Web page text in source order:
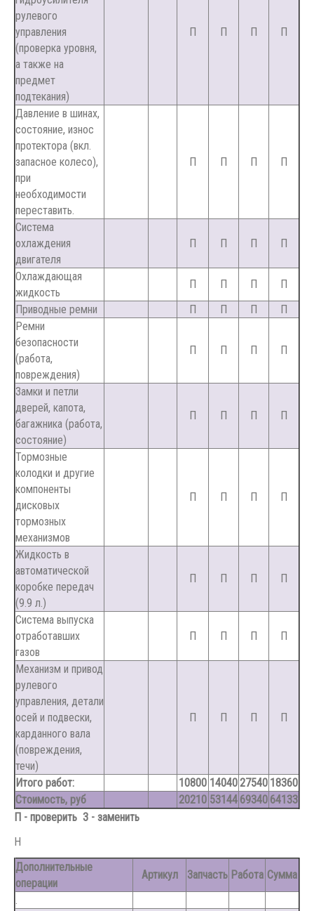
рулевого
управления
(проверка уровня,
а также на
предмет
подтекания)
П П П П
Давление в шинах,
состояние, износ
протектора (вкл.
запасное колесо),
при
необходимости
переставить.
П П П П
Система
охлаждения
двигателя
П П П П
Охлаждающая
жидкость
П П П
П
Приводные ремни
П П П
П
Ремни
безопасности
(работа,
повреждения)
П П П П
Замки и петли
дверей, капота,
багажника (работа,
состояние)
П П П П
Тормозные
колодки и другие
компоненты
дисковых
тормозных
механизмов
П П П П
Жидкость в
автоматической
коробке передач
(9.9 л.)
П П П П
Система выпуска
отработавших
газов
П П П П
Механизм и привод
рулевого
управления, детали
осей и подвески,
карданного вала
(повреждения,
течи)
П П П П
Итого работ: 10800 1404027540 18360
Стоимость, руб
20210 53144 69340 64133
П - проверить З - заменить
Н
Дополнительные
операции
Артикул Запчасть Работа Сумма
.